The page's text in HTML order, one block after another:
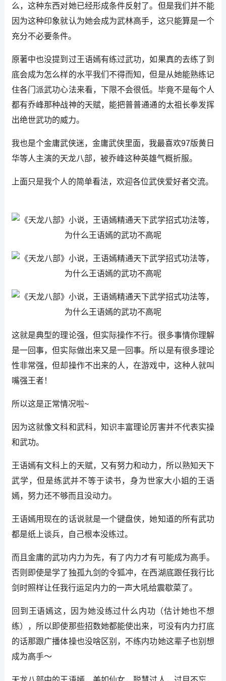
么，这种东西对她已经形成条件反射了。但是我们并不能
因为这种印象就认为她会成为武林高手，这只能算是一个
充分不必要条件。
原著中也没提到过王语嫣有练过武功，如果真的去练了到
底会成为怎么样的水平我们不得而知，但是从她能熟练记
住各门派武功心法来看，下限不会很低。毕竟不是每个人
都有乔峰那种战神的天赋，能把普普通通的太祖长拳发挥
出绝世武功的威力。
我也是个金庸武侠迷，金庸武侠里面，我最喜欢97版黄日
华等人主演的天龙八部，被乔峰这种英雄气概折服。
上面只是我个人的简单看法，欢迎各位武侠爱好者交流。
这就是典型的理论强，但实际操作不行。很多事情你理解
是一回事，但实际做出来又是一回事。所以是有很多理论
性非常强，但却操作不出来的人，在游戏中，这种人就叫
嘴强王者！
所以这是正常情况啦~
因为这就像文科和武科，知识丰富理论厉害并不代表实操
和武功。
王语嫣有文科上的天赋，又有努力和动力，所以熟知天下
武学，但是练武并不等于读书，身为世家大小姐的王语
嫣，努力还不够而且没动力。
王语嫣用现在的话说就是一个键盘侠，她知道的所有武功
都是纸上谈兵，自己根本没练过。
而且金庸的武功内力为先，有了内力才有可能成为高手。
否则即使是学了独孤九剑的令狐冲，在西湖底跟任我行比
剑时照样让任我行运足内力的一声大吼给震歇菜了。
回到王语嫣这，因为她没练过什么内功（估计她也不想
练），所以即使那些招数她都能使出来，可没有内力打底
的话那跟广播体操也没啥区别，不练内功她这辈子也别想
成为高手～